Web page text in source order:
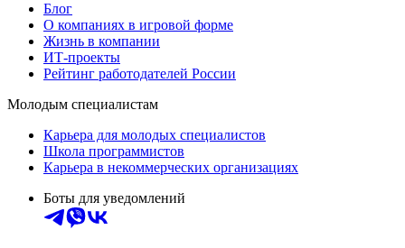
Блог
О компаниях в игровой форме
Жизнь в компании
ИТ-проекты
Рейтинг работодателей России
Молодым специалистам
Карьера для молодых специалистов
Школа программистов
Карьера в некоммерческих организациях
Боты для уведомлений